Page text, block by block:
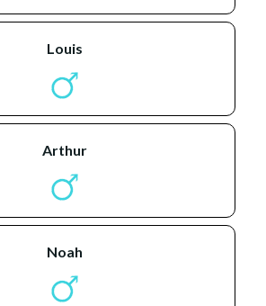
louis
arthur
noah